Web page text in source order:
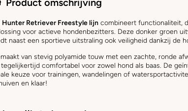
Product omschrijving
Hunter Retriever Freestyle lijncombineert functionaliteit,
voor actieve hondenbezitters. Deze donker groen
naast een sportieve uitstraling ook veiligheid dankzij de
van stevig polyamide touw met een zachte, ronde
comfortabel voor zowel hond als baas. De
keuze voor trainingen, wandelingen of
en klaar!